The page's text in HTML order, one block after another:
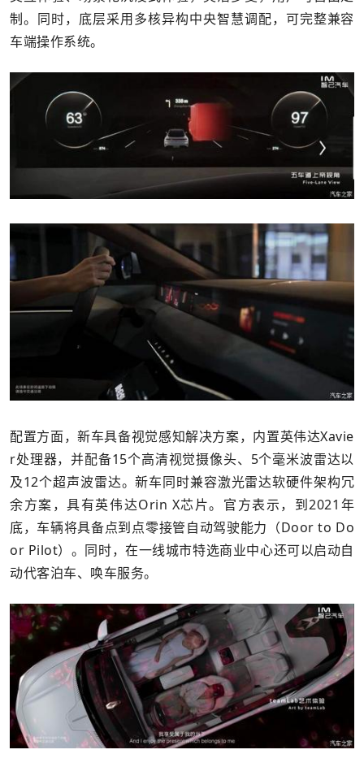
制。同时，底层采用多核异构中央智慧调配，可完整兼容
车端操作系统。
配置方面，新车具备视觉感知解决方案，内置英伟达Xavie
r处理器，并配备15个高清视觉摄像头、5个毫米波雷达以
及12个超声波雷达。新车同时兼容激光雷达软硬件架构冗
余方案，具有英伟达Orin X芯片。官方表示，到2021年
底，车辆将具备点到点零接管自动驾驶能力（Door to Do
or Pilot）。同时，在一线城市特选商业中心还可以启动自
动代客泊车、唤车服务。